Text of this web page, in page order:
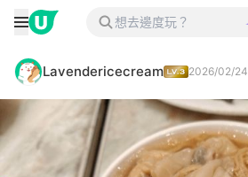
Lavendericecream 2026/02/24